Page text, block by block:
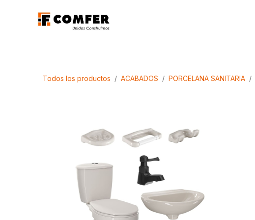
Todos los productos ACABADOS PORCELANA SANITARIA